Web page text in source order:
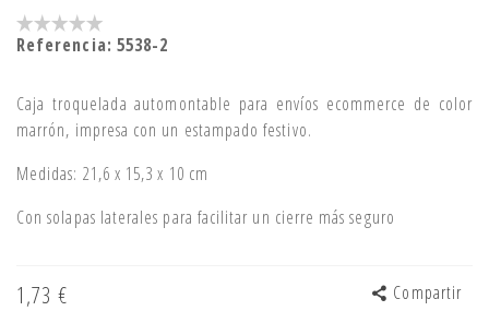
Referencia: 5538-2
Caja troquelada automontable para envíos ecommerce de color
marrón, impresa con un estampado festivo.
Medidas: 21,6 x 15,3 x 10 cm
Con solapas laterales para facilitar un cierre más seguro
1,73 € Compartir